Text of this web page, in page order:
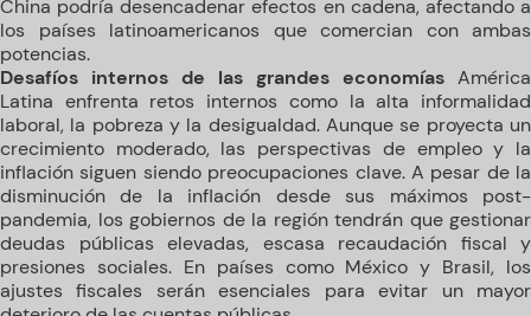
China podría desencadenar efectos en cadena, afectando a
los países latinoamericanos que comercian con ambas
potencias.
Desafíos internos de las grandes economías América
Latina enfrenta retos internos como la alta informalidad
laboral, la pobreza y la desigualdad. Aunque se proyecta un
crecimiento moderado, las perspectivas de empleo y la
inflación siguen siendo preocupaciones clave. A pesar de la
disminución de la inflación desde sus máximos post-
pandemia, los gobiernos de la región tendrán que gestionar
deudas públicas elevadas, escasa recaudación fiscal y
presiones sociales. En países como México y Brasil, los
ajustes fiscales serán esenciales para evitar un mayor